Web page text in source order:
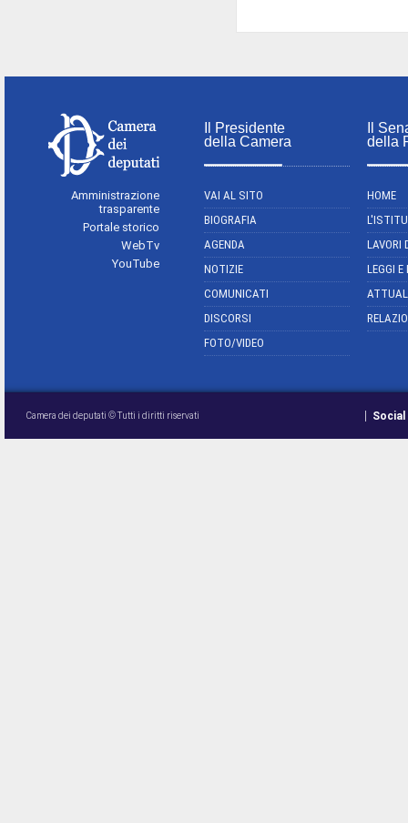
Amministrazione
trasparente
Portale storico
WebTv
YouTube
Il Presidente
della Camera
VAI AL SITO
BIOGRAFIA
AGENDA
NOTIZIE
COMUNICATI
DISCORSI
FOTO/VIDEO
Il
della
HOME
LAVORI
LEGGI
Camera dei deputati © Tutti i diritti riservati Social